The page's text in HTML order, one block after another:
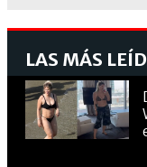
LAS MÁS